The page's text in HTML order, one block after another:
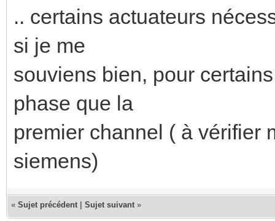
.. certains actuateurs
si je me
souviens bien, pour
phase que la
premier channel ( à vérifier
siemens)
« Sujet précédent Sujet suivant »